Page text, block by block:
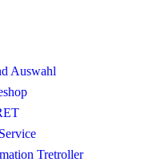
Auswahl
Tretroller